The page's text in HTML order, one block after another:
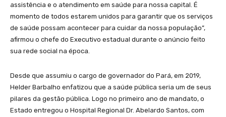
assistência e o atendimento em saúde para nossa capital. É
momento de todos estarem unidos para garantir que os serviços
de saúde possam acontecer para cuidar da nossa população”,
afirmou o chefe do Executivo estadual durante o anúncio feito
sua rede social na época.
Desde que assumiu o cargo de governador do Pará, em 2019,
Helder Barbalho enfatizou que a saúde pública seria um de seus
pilares da gestão pública. Logo no primeiro ano de mandato, o
Estado entregou o Hospital Regional Dr. Abelardo Santos, com